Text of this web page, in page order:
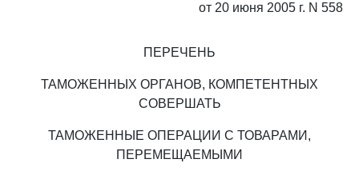
от 20 июня 2005 г. N 558
ПЕРЕЧЕНЬ
ТАМОЖЕННЫХ ОРГАНОВ, КОМПЕТЕНТНЫХ
СОВЕРШАТЬ
ТАМОЖЕННЫЕ ОПЕРАЦИИ С ТОВАРАМИ,
ПЕРЕМЕЩАЕМЫМИ